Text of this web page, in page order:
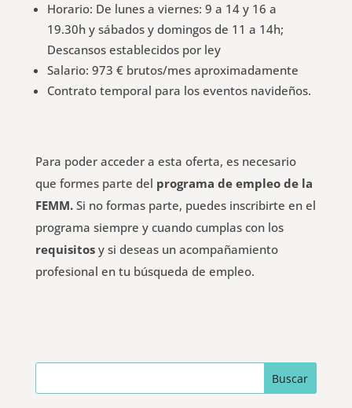
Horario: De lunes a viernes: 9 a 14 y 16 a
19.30h y sábados y domingos de 11 a 14h;
Descansos establecidos por ley
Salario: 973 € brutos/mes aproximadamente
Contrato temporal para los eventos navideños.
Para poder acceder a esta oferta, es necesario
que formes parte del programa de empleo de la
FEMM.Si no formas parte, puedes inscribirte en el
programa siempre y cuando cumplas con los
requisitosy si deseas un acompañamiento
profesional en tu búsqueda de empleo.